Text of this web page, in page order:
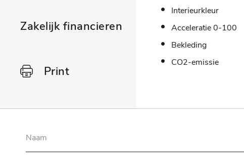
Zakelijk financieren
Print
Interieurkleur
Acceleratie 0-100
Bekleding
CO2-emissie